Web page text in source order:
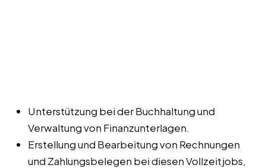
Unterstützung bei der Buchhaltung und
Verwaltung von Finanzunterlagen.
Erstellung und Bearbeitung von Rechnungen
und Zahlungsbelegen bei diesen Vollzeitjobs,